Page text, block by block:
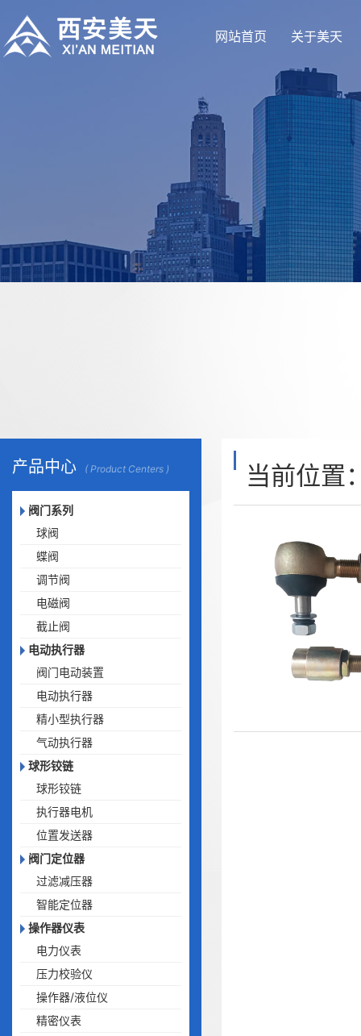
网站首页 关于美天
产品中心 ( Product Centers )
阀门系列
球阀
蝶阀
调节阀
电磁阀
截止阀
电动执行器
阀门电动装置
电动执行器
精小型执行器
气动执行器
球形铰链
球形铰链
执行器电机
位置发送器
阀门定位器
过滤减压器
智能定位器
操作器仪表
电力仪表
压力校验仪
操作器/液位仪
精密仪表
当前位置